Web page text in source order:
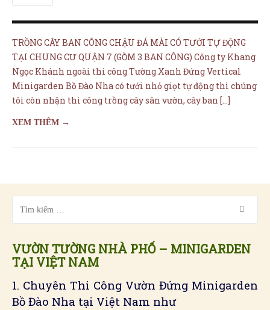
TƯỜNG CÂY XANH
TƯỜNG RAU SẠCH
BẢNG GIÁ MINIGARDEN
MUA ONLINE
Giỏ hàng
TRỒNG CÂY BAN CÔNG CHẬU ĐÁ MÀI CÓ TƯỚI TỰ ĐỘNG
TẠI CHUNG CƯ QUẬN 7 (GỒM 3 BAN CÔNG) Công ty Khang
Ngọc Khánh ngoài thi công Tường Xanh Đứng Vertical
Minigarden Bồ Đào Nha có tưới nhỏ giọt tự động thì chúng
tôi còn nhận thi công trồng cây sân vườn, cây ban […]
XEM THÊM →
VƯỜN TƯỜNG NHÀ PHỐ – MINIGARDEN
TẠI VIỆT NAM
1. Chuyên Thi Công Vườn Đứng Minigarden
Bồ Đào Nha tại Việt Nam như